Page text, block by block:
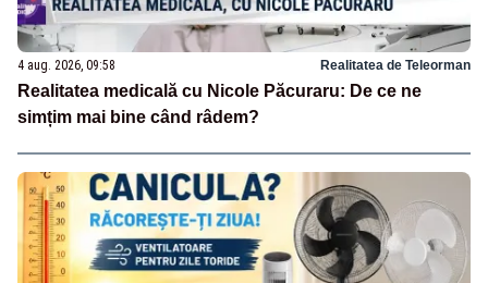
4 aug. 2026, 09:58 Realitatea de Teleorman
Realitatea medicală cu Nicole Păcuraru: De ce ne
simțim mai bine când râdem?